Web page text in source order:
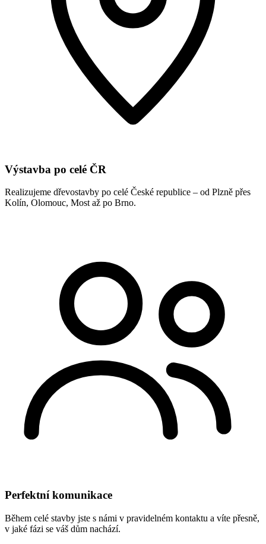
Výstavba po celé ČR
Realizujeme dřevostavby po celé České republice – od Plzně přes
Kolín, Olomouc, Most až po Brno.
Perfektní komunikace
Během celé stavby jste s námi v pravidelném kontaktu a víte přesně,
v jaké fázi se váš dům nachází.